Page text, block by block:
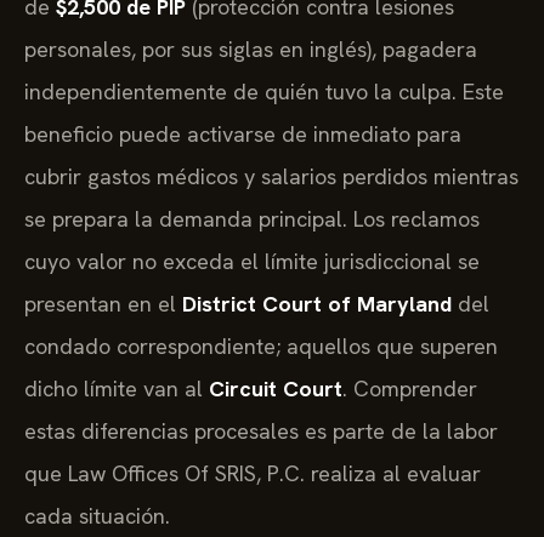
personales, por sus siglas en inglés), pagadera
independientemente de quién tuvo la culpa. Este
beneficio puede activarse de inmediato para
cubrir gastos médicos y salarios perdidos mientras
se prepara la demanda principal. Los reclamos
cuyo valor no exceda el límite jurisdiccional se
presentan en el District Court of Maryland del
condado correspondiente; aquellos que superen
dicho límite van al Circuit Court . Comprender
estas diferencias procesales es parte de la labor
que Law Offices Of SRIS, P.C. realiza al evaluar
cada situación.